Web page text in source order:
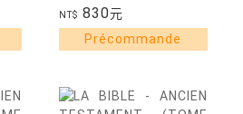
NT$ 830元